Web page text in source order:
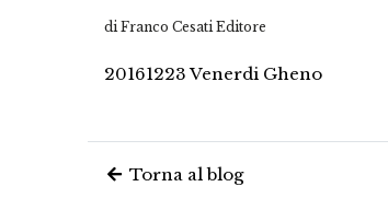
di Franco Cesati Editore
20161223 Venerdi Gheno
Torna al blog